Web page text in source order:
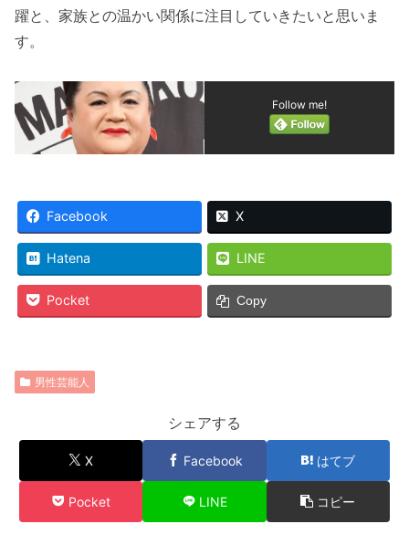
躍と、家族との温かい関係に注目していきたいと思いま
す。
Follow me!
Facebook X
Hatena LINE
Pocket Copy
男性芸能人
シェアする
X Facebook はてブ
Pocket LINE コピー